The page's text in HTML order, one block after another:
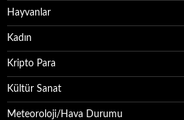
Hayvanlar
Kadın
Kripto Para
Kültür Sanat
Meteoroloji/Hava Durumu